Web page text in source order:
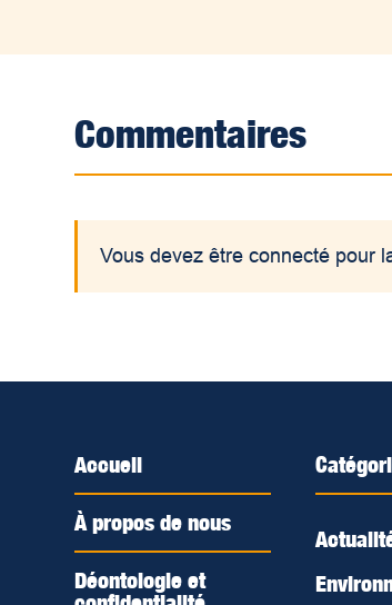
Commentaires
Vous devez être connecté pour
Accueil
À propos de nous
Déontologie et